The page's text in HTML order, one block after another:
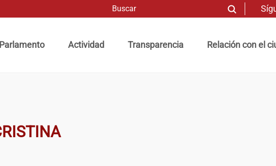
Actividad Transparencia Relación con el